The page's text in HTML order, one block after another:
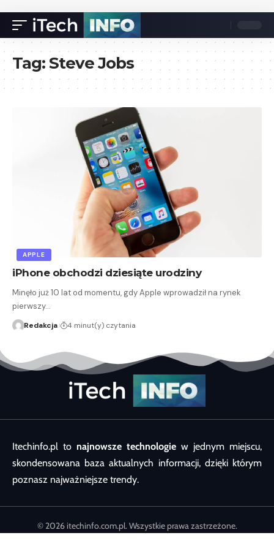
Tag:Steve Jobs
APPLE
iPhone obchodzi dziesiąte urodziny
Minęło już 10 lat od momentu, gdy Apple wprowadził na rynek
pierwszy…
Redakcja 4 minut(y) czytania
Itechinfo.pl to najnowsze technologie w jednym miejscu,
skondensowana baza aktualnych informacji, dzięki którym
poznasz najważniejsze trendy.
© 2026 itechinfo.com.pl. Wszystkie prawa zastrzeżone.